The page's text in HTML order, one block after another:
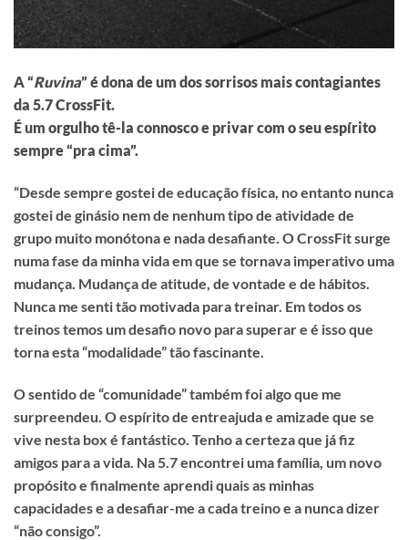
A “Ruvina” é dona de um dos sorrisos mais contagiantes
da 5.7 CrossFit.
É um orgulho tê-la connosco e privar com o seu espírito
sempre “pra cima”.
“Desde sempre gostei de educação física, no entanto nunca
gostei de ginásio nem de nenhum tipo de atividade de
grupo muito monótona e nada desafiante. O CrossFit surge
numa fase da minha vida em que se tornava imperativo uma
mudança. Mudança de atitude, de vontade e de hábitos.
Nunca me senti tão motivada para treinar. Em todos os
treinos temos um desafio novo para superar e é isso que
torna esta “modalidade” tão fascinante.
O sentido de “comunidade” também foi algo que me
surpreendeu. O espírito de entreajuda e amizade que se
vive nesta box é fantástico. Tenho a certeza que já fiz
amigos para a vida. Na 5.7 encontrei uma família, um novo
propósito e finalmente aprendi quais as minhas
capacidades e a desafiar-me a cada treino e a nunca dizer
“não consigo”.